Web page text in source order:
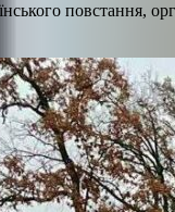
повстання,